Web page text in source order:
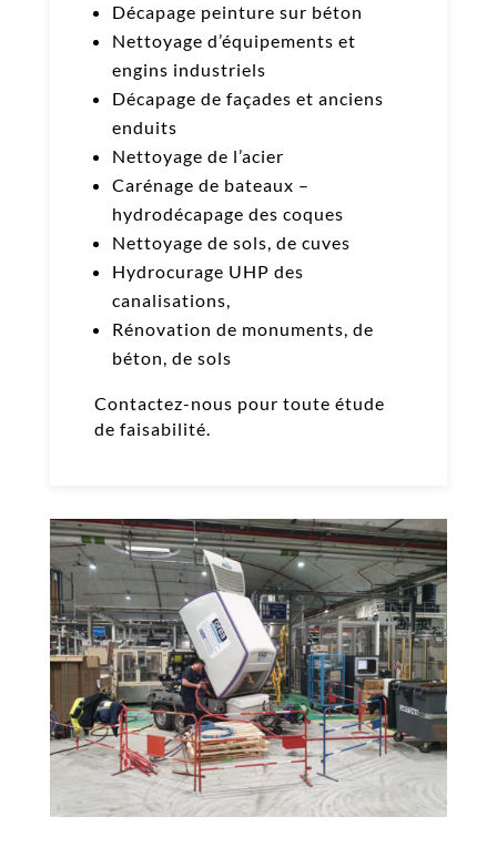
Décapage peinture sur béton
Nettoyage d’équipements et
engins industriels
Décapage de façades et anciens
enduits
Nettoyage de l’acier
Carénage de bateaux –
hydrodécapage des coques
Nettoyage de sols, de cuves
Hydrocurage UHP des
canalisations,
Rénovation de monuments, de
béton, de sols
Contactez-nous pour toute étude
de faisabilité.